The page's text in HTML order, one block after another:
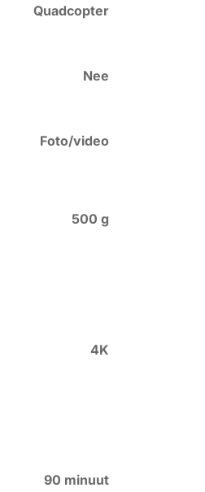
Quadcopter
Nee
Foto/video
500 g
4K
90 minuut